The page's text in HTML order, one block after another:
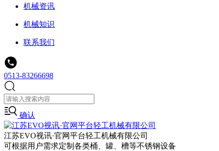
机械资讯
机械知识
联系我们
0513-83266698
确认
江苏EVO视讯·官网平台轻工机械有限公司
可根据用户需求定制各类桶、罐、槽等不锈钢设备